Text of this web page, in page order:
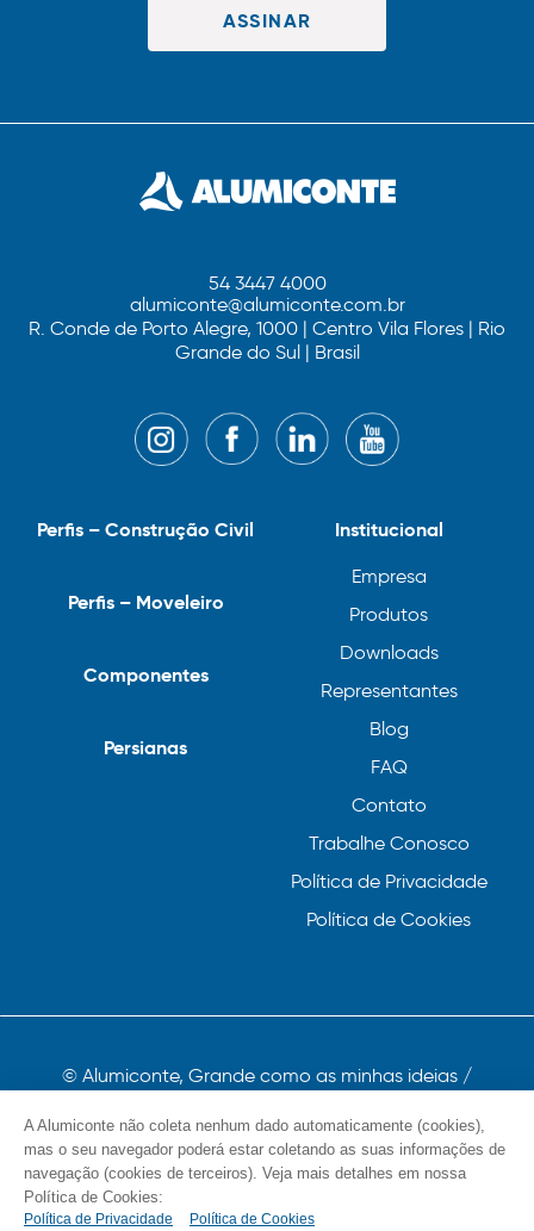
54 3447 4000
alumiconte@alumiconte.com.br
R. Conde de Porto Alegre, 1000 | Centro Vila Flores | Rio
Grande do Sul | Brasil
Institucional
Empresa
Produtos
Downloads
Representantes
Blog
FAQ
Contato
Trabalhe Conosco
Política de Privacidade
Política de Cookies
Perfis – Construção Civil
Perfis – Moveleiro
Componentes
Persianas
© Alumiconte, Grande como as minhas ideias /
Componentes, Perfis e Persianas 2023
A Alumiconte não coleta nenhum dado automaticamente (cookies),
mas o seu navegador poderá estar coletando as suas informações de
navegação (cookies de terceiros). Veja mais detalhes em nossa
Política de Cookies:
Política de Privacidade Política de Cookies